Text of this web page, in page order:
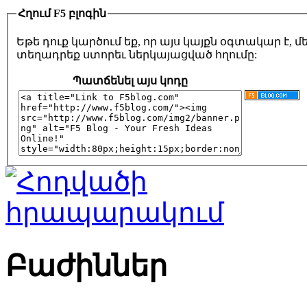
Հղում F5 բլոգին
Եթե դուք կարծում եք, որ այս կայքն օգտակար է,
տեղադրեք ստորեւ ներկայացված հղումը:
Պատճենել այս կոդը
Բաժիններ